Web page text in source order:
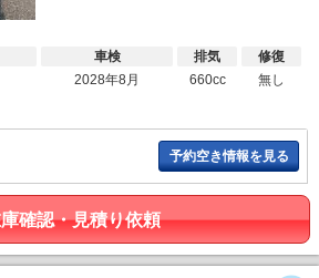
車検
2028年8月
排気
660cc
修復
無し
予約空き情報を見る
確認・見積り依頼